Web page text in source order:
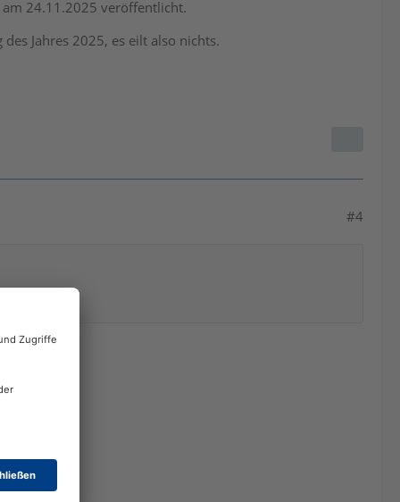
24.11.2025 veröffentlicht.
Jahres 2025, es eilt also nichts.
#4